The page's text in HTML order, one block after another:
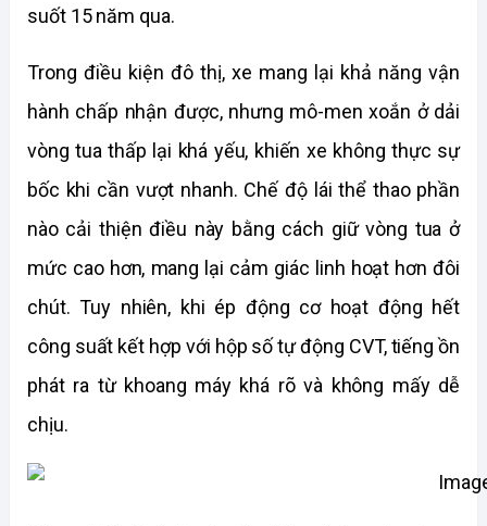
suốt 15 năm qua.
Trong điều kiện đô thị, xe mang lại khả năng vận
hành chấp nhận được, nhưng mô-men xoắn ở dải
vòng tua thấp lại khá yếu, khiến xe không thực sự
bốc khi cần vượt nhanh. Chế độ lái thể thao phần
nào cải thiện điều này bằng cách giữ vòng tua ở
mức cao hơn, mang lại cảm giác linh hoạt hơn đôi
chút. Tuy nhiên, khi ép động cơ hoạt động hết
công suất kết hợp với hộp số tự động CVT, tiếng ồn
phát ra từ khoang máy khá rõ và không mấy dễ
chịu.